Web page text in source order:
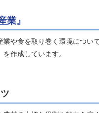
業』
や食を取り巻く環境につい
作成しています。